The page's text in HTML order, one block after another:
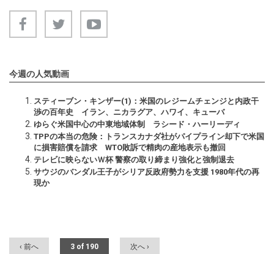
今週の人気動画
スティーブン・キンザー(1)：米国のレジームチェンジと内政干
渉の百年史 イラン、ニカラグア、ハワイ、キューバ
ゆらぐ米国中心の中東地域体制 ラシード・ハーリーディ
TPPの本当の危険：トランスカナダ社がパイプライン却下で米国
に損害賠償を請求 WTO敗訴で精肉の産地表示も撤回
テレビに映らないＷ杯 警察の取り締まり強化と強制退去
サウジのバンダル王子がシリア反政府勢力を支援 1980年代の再
現か
‹ 前へ 3 of 190 次へ ›